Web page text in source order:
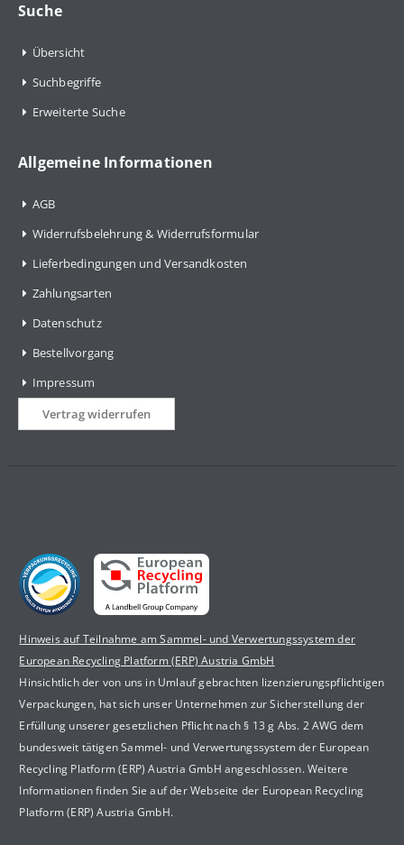
Suche
Übersicht
Suchbegriffe
Erweiterte Suche
Allgemeine Informationen
AGB
Widerrufsbelehrung & Widerrufsformular
Lieferbedingungen und Versandkosten
Zahlungsarten
Datenschutz
Bestellvorgang
Impressum
Vertrag widerrufen
Hinweis auf Teilnahme am Sammel- und Verwertungssystem der
European Recycling Platform (ERP) Austria GmbH
Hinsichtlich der von uns in Umlauf gebrachten lizenzierungspflichtigen
Verpackungen, hat sich unser Unternehmen zur Sicherstellung der
Erfüllung unserer gesetzlichen Pflicht nach § 13 g Abs. 2 AWG dem
bundesweit tätigen Sammel- und Verwertungssystem der European
Recycling Platform (ERP) Austria GmbH angeschlossen. Weitere
Informationen finden Sie auf der Webseite der European Recycling
Platform (ERP) Austria GmbH.